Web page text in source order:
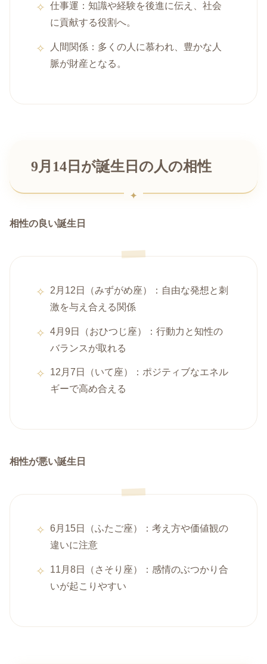
仕事運：知識や経験を後進に伝え、社会
に貢献する役割へ。
人間関係：多くの人に慕われ、豊かな人
脈が財産となる。
9月14日が誕生日の人の相性
相性の良い誕生日
2月12日（みずがめ座）：自由な発想と刺
激を与え合える関係
4月9日（おひつじ座）：行動力と知性の
バランスが取れる
12月7日（いて座）：ポジティブなエネル
ギーで高め合える
相性が悪い誕生日
6月15日（ふたご座）：考え方や価値観の
違いに注意
11月8日（さそり座）：感情のぶつかり合
いが起こりやすい